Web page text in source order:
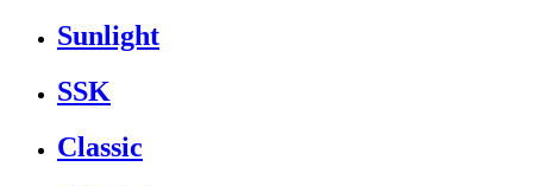
Sunlight
SSK
Classic